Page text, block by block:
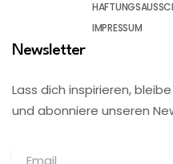
IMPRESSUM
Newsletter
Lass dich inspirieren,
und abonniere unseren